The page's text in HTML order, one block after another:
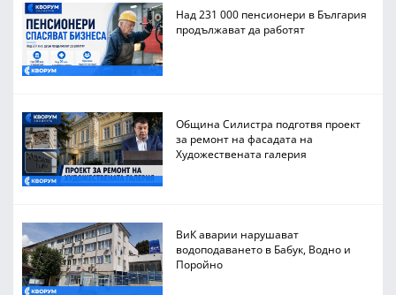
Над 231 000 пенсионери в България
продължават да работят
Община Силистра подготвя проект
за ремонт на фасадата на
Художествената галерия
ВиК аварии нарушават
водоподаването в Бабук, Водно и
Поройно